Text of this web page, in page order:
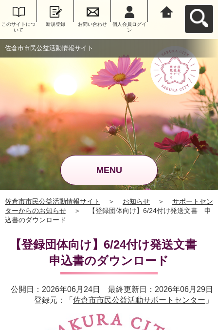
このサイトにつ
いて
新規登録 お問い合わせ
個人会員ログイ
ン
佐倉市市民公益活動情報サイト
MENU
佐倉市市民公益活動情報サイト ＞ お知らせ ＞
サポートセン
ターからのお知らせ
＞
【登録団体向け】6/24付け発送文書 申
込書のダウンロード
【登録団体向け】6/24付け発送文書
申込書のダウンロード
公開日：2026年06月24日 最終更新日：2026年06月29日
登録元：「 佐倉市市民公益活動サポートセンター 」